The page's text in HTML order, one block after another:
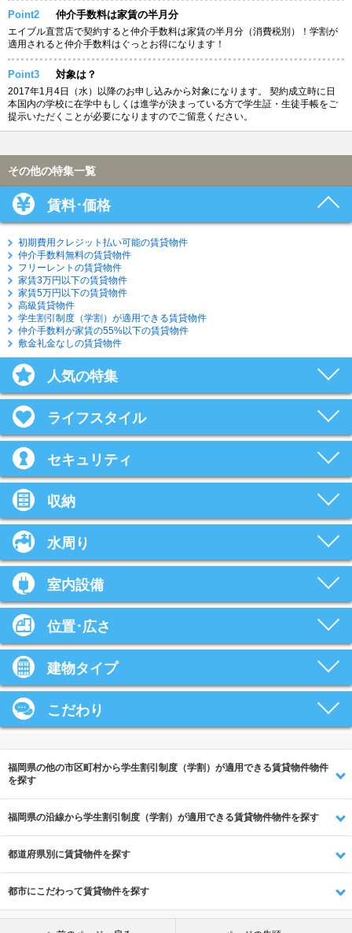
Point2 仲介手数料は家賃の半月分
エイブル直営店で契約すると仲介手数料は家賃の半月分（消費税別）！学割が
適用されると仲介手数料はぐっとお得になります！
Point3 対象は？
2017年1月4日（水）以降のお申し込みから対象になります。 契約成立時に日
本国内の学校に在学中もしくは進学が決まっている方で学生証・生徒手帳をご
提示いただくことが必要になりますのでご留意ください。
その他の特集一覧
賃料･価格
初期費用クレジット払い可能の賃貸物件
仲介手数料無料の賃貸物件
フリーレントの賃貸物件
家賃3万円以下の賃貸物件
家賃5万円以下の賃貸物件
高級賃貸物件
学生割引制度（学割）が適用できる賃貸物件
仲介手数料が家賃の55%以下の賃貸物件
敷金礼金なしの賃貸物件
人気の特集
ライフスタイル
セキュリティ
収納
水周り
室内設備
位置･広さ
建物タイプ
こだわり
福岡県の他の市区町村から学生割引制度（学割）が適用できる賃貸物件物件
を探す
福岡県の沿線から学生割引制度（学割）が適用できる賃貸物件物件を探す
都道府県別に賃貸物件を探す
都市にこだわって賃貸物件を探す